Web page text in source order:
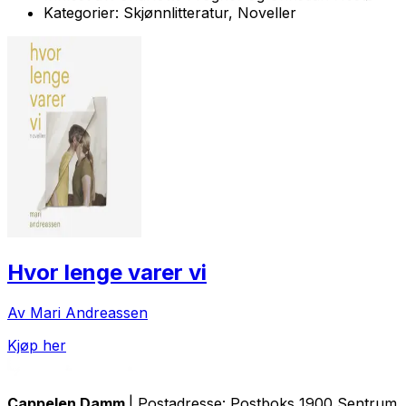
Kategorier: Skjønnlitteratur, Noveller
Hvor lenge varer vi
Av Mari Andreassen
Kjøp her